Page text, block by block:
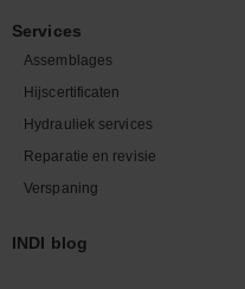
Services
Assemblages
Hijscertificaten
Hydrauliek services
Reparatie en revisie
Verspaning
INDI blog